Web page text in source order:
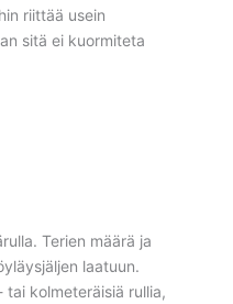
riittää usein
sitä ei kuormiteta
Terien määrä ja
laatuun.
tai kolmeteräisiä rullia,